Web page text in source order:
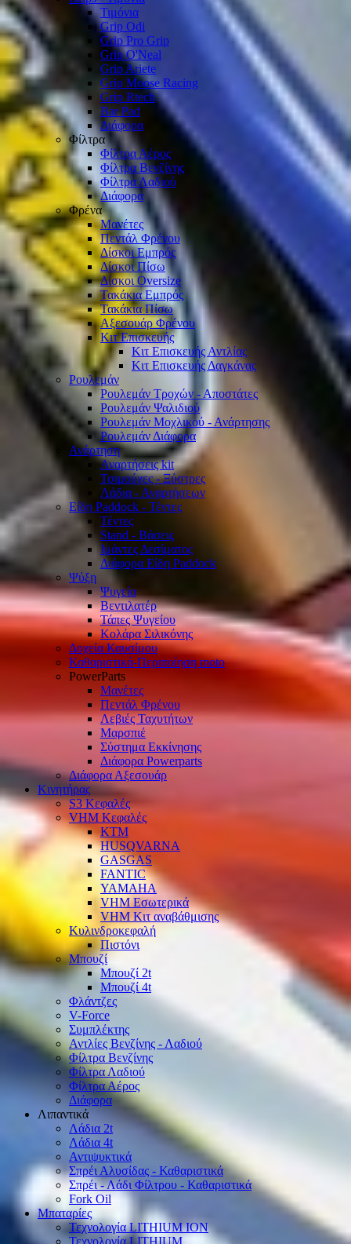
Τιμόνια
Grip Odi
Grip Pro Grip
Grip O'Neal
Grip Ariete
Grip Moose Racing
Grip Rtech
Bar Pad
Διάφορα
Φίλτρα
Φίλτρα Αέρος
Φίλτρα Βενζίνης
Φίλτρα Λαδιού
Διάφορα
Φρένα
Μανέτες
Πεντάλ Φρένου
Δίσκοι Εμπρός
Δίσκοι Πίσω
Δίσκοι Oversize
Τακάκια Εμπρός
Τακάκια Πίσω
Αξεσουάρ Φρένου
Κιτ Επισκευής
Κιτ Επισκευής Αντλίας
Κιτ Επισκευής Δαγκάνας
Ρουλεμάν
Ρουλεμάν Τροχών - Αποστάτες
Ρουλεμάν Ψαλιδιού
Ρουλεμάν Μοχλικού - Ανάρτησης
Ρουλεμάν Διάφορα
Ανάρτηση
Αναρτήσεις kit
Τσιμούχες - Ξύστρες
Λάδια - Αναρτήσεων
Είδη Paddock - Τέντες
Τέντες
Stand - Βάσεις
Ιμάντες Δεσίματος
Διάφορα Είδη Paddock
Ψύξη
Ψυγεία
Βεντιλατέρ
Τάπες Ψυγείου
Κολάρα Σιλικόνης
Δοχεία Καυσίμου
Καθαριστικά-Περιποίηση moto
PowerParts
Μανέτες
Πεντάλ Φρένου
Λεβιές Ταχυτήτων
Μαρσπιέ
Σύστημα Εκκίνησης
Διάφορα Powerparts
Διάφορα Αξεσουάρ
Κινητήρας
S3 Κεφαλές
VHM Κεφαλές
KTM
HUSQVARNA
GASGAS
FANTIC
YAMAHA
VHM Εσωτερικά
VHM Κιτ αναβάθμισης
Κυλινδροκεφαλή
Πιστόνι
Μπουζί
Μπουζί 2t
Μπουζί 4t
Φλάντζες
V-Force
Συμπλέκτης
Αντλίες Βενζίνης - Λαδιού
Φίλτρα Βενζίνης
Φίλτρα Λαδιού
Φίλτρα Αέρος
Διάφορα
Λιπαντικά
Λάδια 2t
Λάδια 4t
Αντιψυκτικά
Σπρέι Αλυσίδας - Καθαριστικά
Σπρέι - Λάδι Φίλτρου - Καθαριστικά
Fork Oil
Μπαταρίες
Τεχνολογία LITHIUM ION
Τεχνολογία LITHIUM